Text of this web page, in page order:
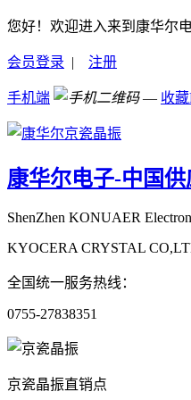
您好！欢迎进入来到康华尔
会员登录 | 注册
手机端 — 收
康华尔电子-中国供
ShenZhen KONUAER
KYOCERA CRYSTAL
全国统一服务热线：
0755-27838351
京瓷晶振直销点